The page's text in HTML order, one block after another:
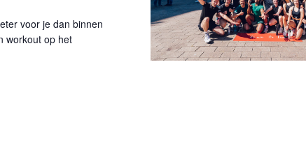
voor je dan binnen
workout op het